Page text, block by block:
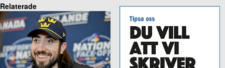
Relaterade